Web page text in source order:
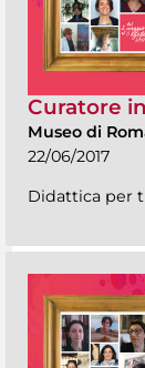
Curatore
Museo di
22/06/2017
Didattica per